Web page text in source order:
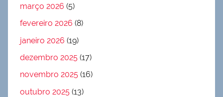
março 2026 (5)
fevereiro 2026 (8)
janeiro 2026 (19)
dezembro 2025 (17)
novembro 2025 (16)
outubro 2025 (13)